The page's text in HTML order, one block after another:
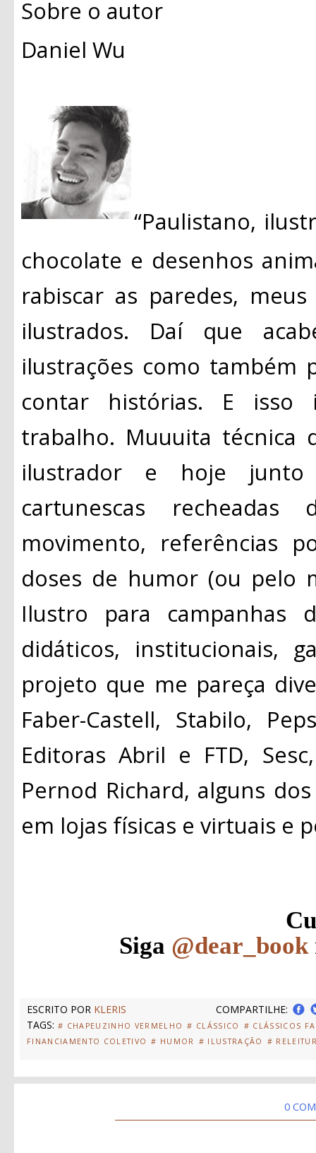
Sobre o autor
Daniel Wu
“Paulistano,
chocolate e desenhos
rabiscar as paredes,
ilustrados. Daí que
ilustrações como também
contar histórias. E isso
trabalho. Muuuita
ilustrador e hoje
cartunescas recheadas
movimento, referências
doses de humor (ou pelo
Ilustro para campanhas
didáticos, institucionais,
projeto que me pareça
Faber-Castell, Stabilo,
Editoras Abril e FTD,
Pernod Richard, alguns
em lojas físicas e virtuais e
Siga @dear_book
ESCRITO POR KLERIS
COMPARTILHE:
TAGS: # CHAPEUZINHO VERMELHO # CLÁSSICO
# CLÁSSICOS
FINANCIAMENTO COLETIVO # HUMOR # ILUSTRAÇÃO #
0